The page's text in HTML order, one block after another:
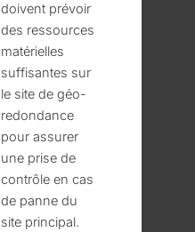
doivent prévoir
des ressources
matérielles
suffisantes sur
le site de géo-
redondance
pour assurer
une prise de
contrôle en cas
de panne du
site principal.